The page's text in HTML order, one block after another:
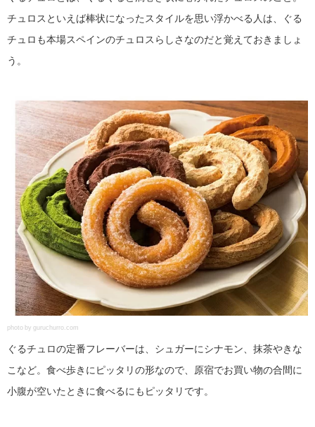
チュロスといえば棒状になったスタイルを思い浮かべる人は、ぐる
チュロも本場スペインのチュロスらしさなのだと覚えておきましょ
う。
photo by guruchurro.com
ぐるチュロの定番フレーバーは、シュガーにシナモン、抹茶やきな
こなど。食べ歩きにピッタリの形なので、原宿でお買い物の合間に
小腹が空いたときに食べるにもピッタリです。